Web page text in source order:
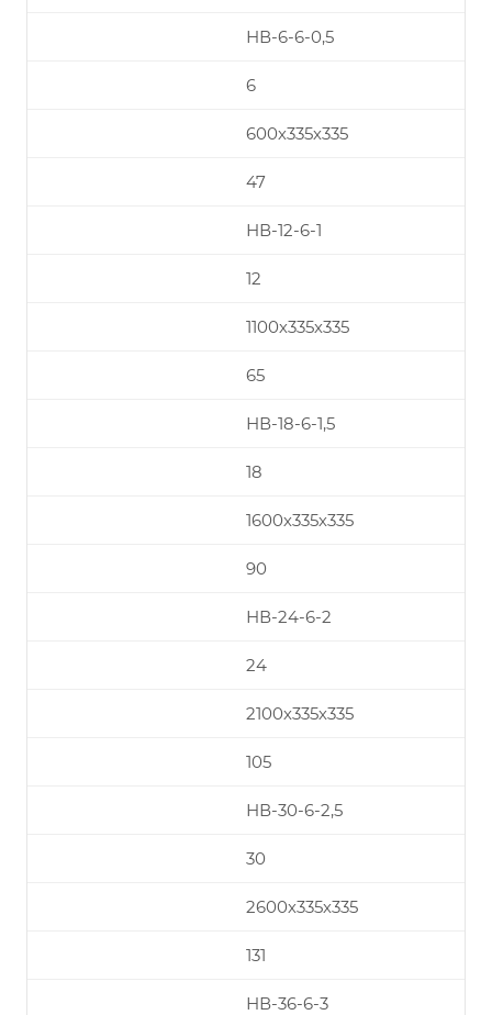
НВ-6-6-0,5
6
600х335х335
47
НВ-12-6-1
12
1100х335х335
65
НВ-18-6-1,5
18
1600х335х335
90
НВ-24-6-2
24
2100х335х335
105
НВ-30-6-2,5
30
2600х335х335
131
НВ-36-6-3